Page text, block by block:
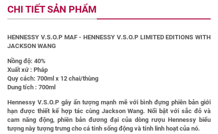
CHI TIẾT SẢN PHẨM
HENNESSY V.S.O.P MAF - HENNESSY V.S.O.P LIMITED EDITIONS WITH
JACKSON WANG
Nồng độ: 40%
Xuất xứ : Pháp
Quy cách: 700ml x 12 chai/thùng
Dung tích : 700ml
Hennessy V.S.O.P gây ấn tượng mạnh mẽ với bình đựng phiên bản giới
hạn được thiết kế hợp tác cùng Jackson Wang. Nổi bật với sắc đỏ và
cam năng động, phiên bản đương đại của dòng rượu Hennessy biểu
tượng này tượng trưng cho cá tính sống động và tính linh hoạt của nó.